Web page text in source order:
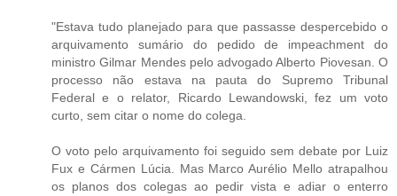
"Estava tudo planejado para que passasse despercebido o
arquivamento sumário do pedido de impeachment do
ministro Gilmar Mendes pelo advogado Alberto Piovesan. O
processo não estava na pauta do Supremo Tribunal
Federal e o relator, Ricardo Lewandowski, fez um voto
curto, sem citar o nome do colega.
O voto pelo arquivamento foi seguido sem debate por Luiz
Fux e Cármen Lúcia. Mas Marco Aurélio Mello atrapalhou
os planos dos colegas ao pedir vista e adiar o enterro